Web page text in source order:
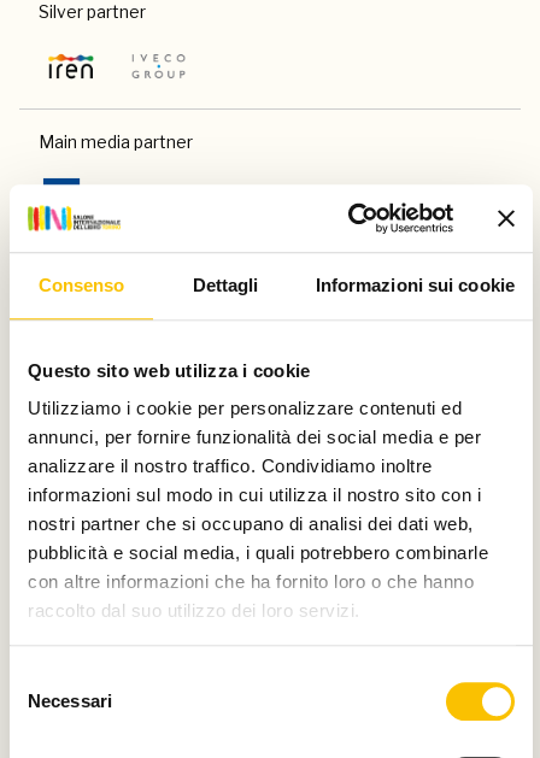
Consenso Dettagli Informazioni sui cookie
Questo sito web utilizza i cookie
Utilizziamo i cookie per personalizzare contenuti ed
annunci, per fornire funzionalità dei social media e per
analizzare il nostro traffico. Condividiamo inoltre
informazioni sul modo in cui utilizza il nostro sito con i
nostri partner che si occupano di analisi dei dati web,
pubblicità e social media, i quali potrebbero combinarle
con altre informazioni che ha fornito loro o che hanno
raccolto dal suo utilizzo dei loro servizi.
delNecessari
Silver partner
Main media partner
Con il contributo di
Charity partner